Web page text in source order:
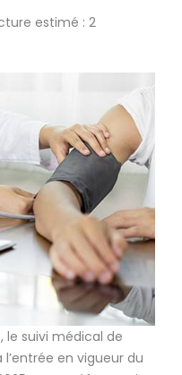
estimé : 2
le suivi médical de
en vigueur du